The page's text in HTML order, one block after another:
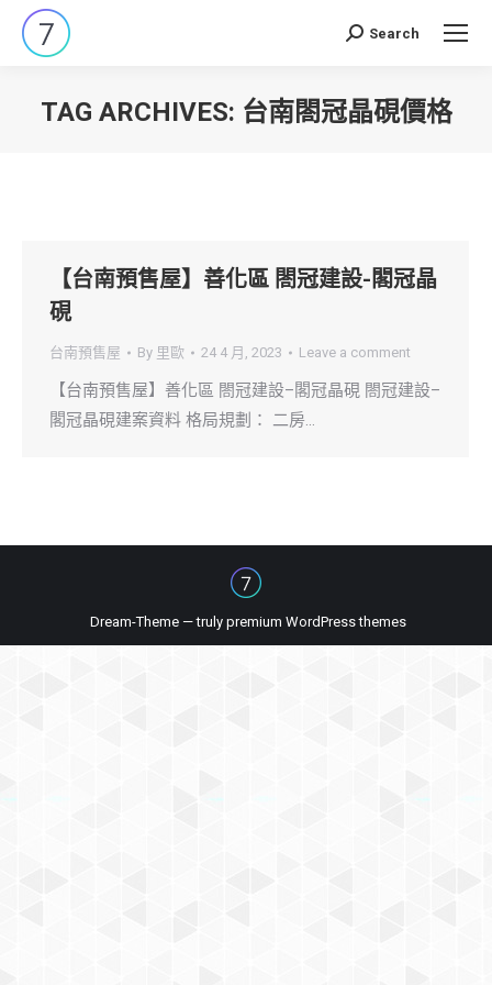
Search:
Search
TAG ARCHIVES: 台南閤冠晶硯價格
【台南預售屋】善化區 閤冠建設-閣冠晶
硯
台南預售屋 By 里歐 24 4 月, 2023 Leave a comment
【台南預售屋】善化區 閤冠建設–閣冠晶硯 閤冠建設–
閣冠晶硯建案資料 格局規劃： 二房…
Dream-Theme — truly premium WordPress themes